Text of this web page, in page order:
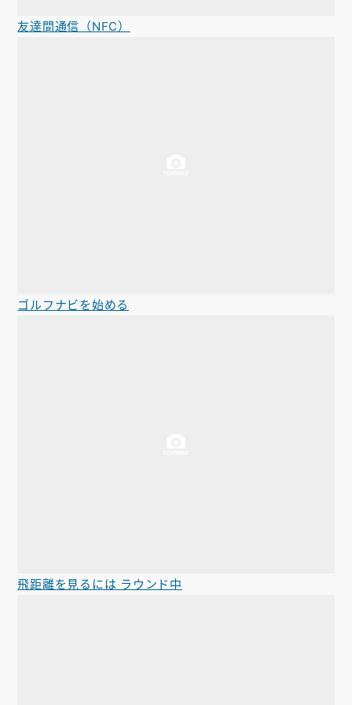
友達間通信（NFC）
ゴルフナビを始める
飛距離を見るには ラウンド中